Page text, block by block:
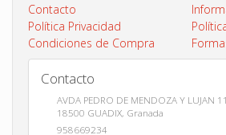
Contacto
Política Privacidad
Condiciones de Compra
Contacto
AVDA PEDRO DE MENDOZA Y LUJAN
18500 GUADIX, Granada
958669234